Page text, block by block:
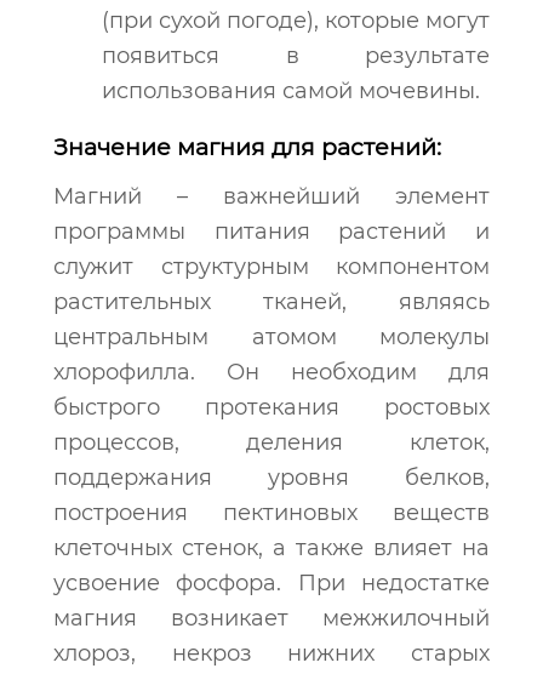
(при сухой погоде), которые могут
появиться в результате
использования самой мочевины.
Значение магния для растений:
Магний – важнейший элемент
программы питания растений и
служит структурным компонентом
растительных тканей, являясь
центральным атомом молекулы
хлорофилла. Он необходим для
быстрого протекания ростовых
процессов, деления клеток,
поддержания уровня белков,
построения пектиновых веществ
клеточных стенок, а также влияет на
усвоение фосфора. При недостатке
магния возникает межжилочный
хлороз, некроз нижних старых